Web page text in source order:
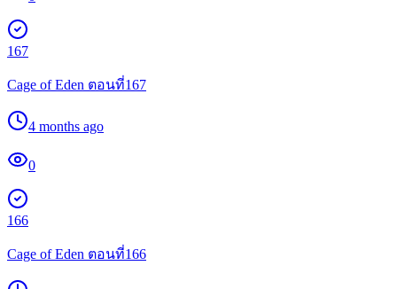
167
Cage of Eden ตอนที่167
4 months ago
0
166
Cage of Eden ตอนที่166